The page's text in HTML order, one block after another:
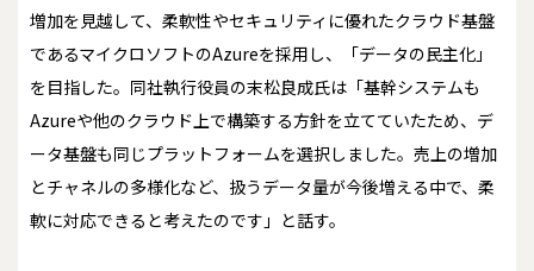
増加を見越して、柔軟性やセキュリティに優れたクラウド基盤
であるマイクロソフトのAzureを採用し、「データの民主化」
を目指した。同社執行役員の末松良成氏は「基幹システムも
Azureや他のクラウド上で構築する方針を立てていたため、デ
ータ基盤も同じプラットフォームを選択しました。売上の増加
とチャネルの多様化など、扱うデータ量が今後増える中で、柔
軟に対応できると考えたのです」と話す。